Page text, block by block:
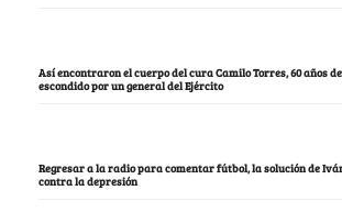
Así encontraron el cuerpo del cura Camilo Torres, 60 años
escondido por un general del Ejército
Regresar a la radio para comentar fútbol, la solución de
contra la depresión